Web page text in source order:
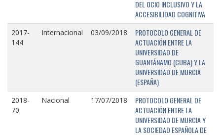
DEL OCIO INCLUSIVO Y LA
ACCESIBILIDAD COGNITIVA
2017-
144
Internacional 03/09/2018
PROTOCOLO GENERAL DE
ACTUACIÓN ENTRE LA
UNIVERSIDAD DE
GUANTÁNAMO (CUBA) Y LA
UNIVERSIDAD DE MURCIA
(ESPAÑA)
2018-
70
Nacional 17/07/2018
PROTOCOLO GENERAL DE
ACTUACIÓN ENTRE LA
UNIVERSIDAD DE MURCIA Y
LA SOCIEDAD ESPAÑOLA DE